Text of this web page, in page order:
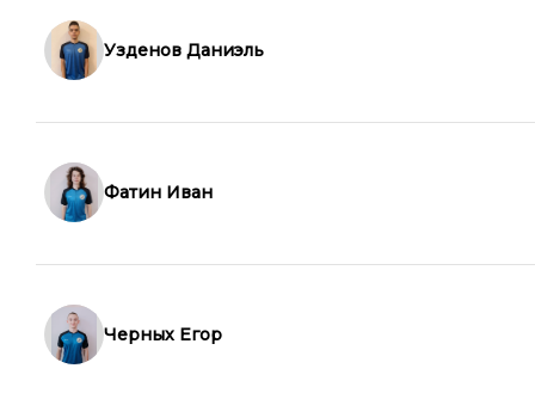
Узденов Даниэль
Фатин Иван
Черных Егор